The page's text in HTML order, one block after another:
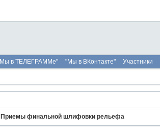
Мы в ТЕЛЕГРАММе" "Мы в ВКонтакте" Участники
Приемы финальной шлифовки рельефа